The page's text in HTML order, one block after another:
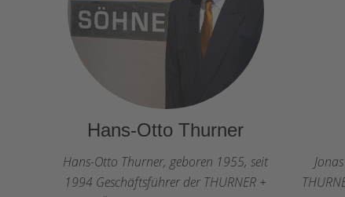
Hans-Otto Thurner
Hans-Otto Thurner, geboren 1955, seit
1994 Geschäftsführer der THURNER +